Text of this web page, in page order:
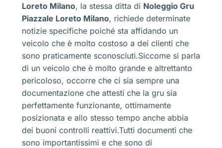
Loreto Milano, la stessa ditta di Noleggio Gru
Piazzale Loreto Milano, richiede determinate
notizie specifiche poiché sta affidando un
veicolo che è molto costoso a dei clienti che
sono praticamente sconosciuti.Siccome si parla
di un veicolo che è molto grande e altrettanto
pericoloso, occorre che ci sia sempre una
documentazione che attesti che la gru sia
perfettamente funzionante, ottimamente
posizionata e allo stesso tempo anche abbia
dei buoni controlli reattivi.Tutti documenti che
sono importantissimi e che sono di